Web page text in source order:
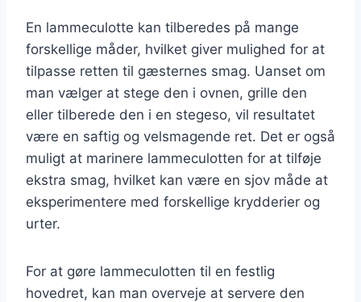
En lammeculotte kan tilberedes på mange
forskellige måder, hvilket giver mulighed for at
tilpasse retten til gæsternes smag. Uanset om
man vælger at stege den i ovnen, grille den
eller tilberede den i en stegeso, vil resultatet
være en saftig og velsmagende ret. Det er også
muligt at marinere lammeculotten for at tilføje
ekstra smag, hvilket kan være en sjov måde at
eksperimentere med forskellige krydderier og
urter.
For at gøre lammeculotten til en festlig
hovedret, kan man overveje at servere den